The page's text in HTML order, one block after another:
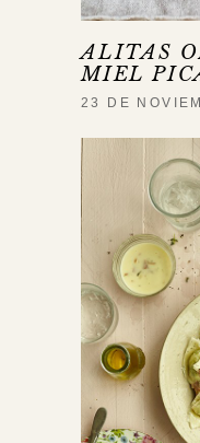
ALITAS
MIEL
23 DE